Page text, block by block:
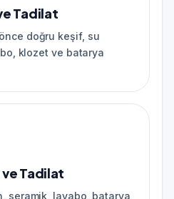
Tadilat
doğru keşif, su
klozet ve batarya
Tadilat
seramik, lavabo, batarya